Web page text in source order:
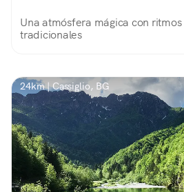
Una atmósfera mágica con ritmos
tradicionales
24km | Cassiglio, BG